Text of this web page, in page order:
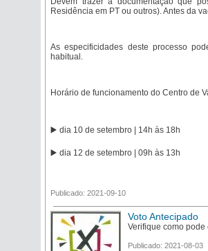
Residência em PT ou outros). Antes da
As especificidades deste processo
habitual.
Horário de funcionamento do Centro de
▶️ dia 10 de setembro | 14h às 18h
▶️ dia 12 de setembro | 09h às 13h
Publicado: 2021-09-10
Voto Antecipado
Verifique como pode
Publicado: 2021-08-03